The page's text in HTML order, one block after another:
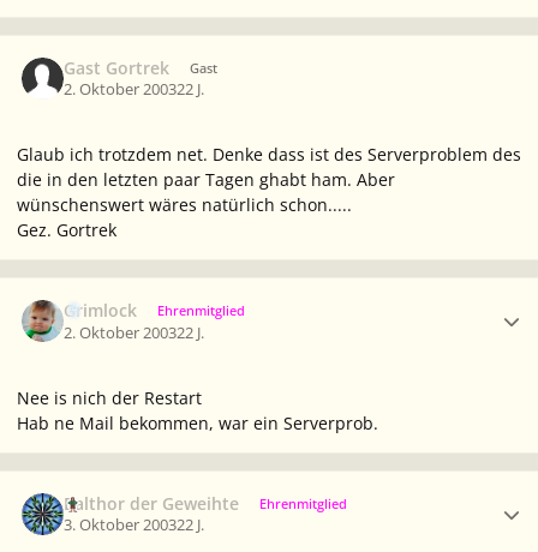
Gast Gortrek Gast
2. Oktober 200322 J.
Glaub ich trotzdem net. Denke dass ist des Serverproblem des
die in den letzten paar Tagen ghabt ham. Aber
wünschenswert wäres natürlich schon.....
Gez. Gortrek
Grimlock Ehrenmitglied
2. Oktober 200322 J.
Nee is nich der Restart
Hab ne Mail bekommen, war ein Serverprob.
Balthor der Geweihte Ehrenmitglied
3. Oktober 200322 J.